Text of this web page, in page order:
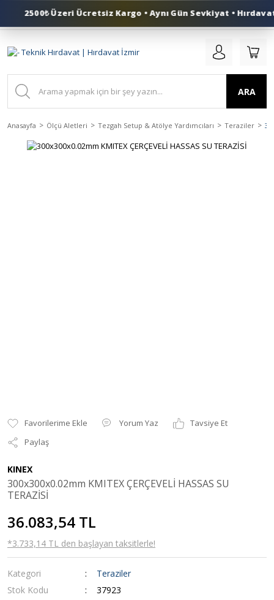
0 (553) 324 41 50
ARA
Anasayfa Ölçü Aletleri Tezgah Setup & Atölye Yardımcıları Teraziler
Yorum Yaz
Tavsiye Et
Paylaş
KINEX
300x300x0.02mm KMITEX ÇERÇEVELİ HASSAS SU
TERAZİSİ
36.083,54 TL
*3.733,14 TL den başlayan taksitlerle!
Kategori
Teraziler
Stok Kodu
37923
2500₺ Üzeri Ücretsiz Kargo • Aynı Gün Sevkiyat •